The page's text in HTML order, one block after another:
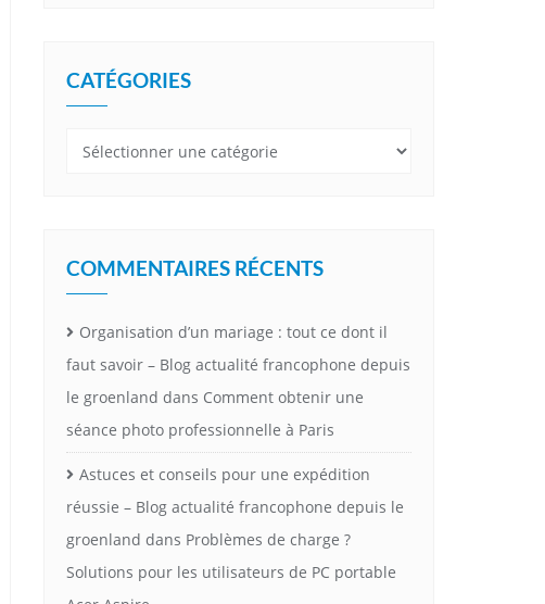
CATÉGORIES
Catégories
COMMENTAIRES RÉCENTS
Organisation d’un mariage : tout ce dont il
faut savoir – Blog actualité francophone depuis
le groenland dans Comment obtenir une
séance photo professionnelle à Paris
Astuces et conseils pour une expédition
réussie – Blog actualité francophone depuis le
groenland dans Problèmes de charge ?
Solutions pour les utilisateurs de PC portable